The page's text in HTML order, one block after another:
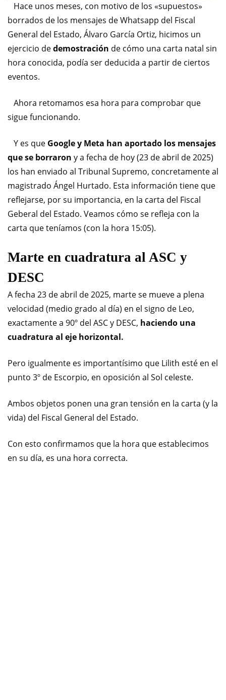
Hace unos meses, con motivo de los «supuestos»
borrados de los mensajes de Whatsapp del Fiscal
General del Estado, Álvaro García Ortiz, hicimos un
ejercicio dedemostración de cómo una carta natal sin
hora conocida, podía ser deducida a partir de ciertos
eventos.
Ahora retomamos esa hora para comprobar que
sigue funcionando.
Y es que Google y Meta han aportado los mensajes
que se borraron y a fecha de hoy (23 de abril de 2025)
los han enviado al Tribunal Supremo, concretamente al
magistrado Ángel Hurtado. Esta información tiene que
reflejarse, por su importancia, en la carta del Fiscal
Geberal del Estado. Veamos cómo se refleja con la
carta que teníamos (con la hora 15:05).
Marte en cuadratura al ASC y
DESC
A fecha 23 de abril de 2025, marte se mueve a plena
velocidad (medio grado al día) en el signo de Leo,
exactamente a 90º del ASC y DESC, haciendo una
cuadratura al eje horizontal.
Pero igualmente es importantísimo que Lilith esté en el
punto 3º de Escorpio, en oposición al Sol celeste.
Ambos objetos ponen una gran tensión en la carta (y la
vida) del Fiscal General del Estado.
Con esto confirmamos que la hora que establecimos
en su día, es una hora correcta.